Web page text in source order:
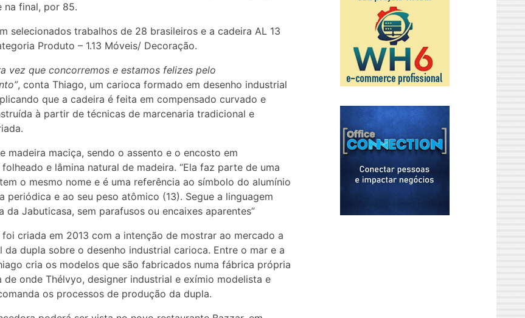
na final, por 85.
selecionados trabalhos de 28 brasileiros e a cadeira AL 13
Produto – 1.13 Móveis/ Decoração.
vez que concorremos e estamos felizes pelo
, conta Thiago, um carioca formado em desenho industrial
que a cadeira é feita em compensado curvado e
à partir de técnicas de marcenaria tradicional e
madeira maciça, sendo o assento e o encosto em
e lâmina natural de madeira. “Ela faz parte de uma
o mesmo nome e é uma referência ao símbolo do alumínio
periódica e ao seu peso atômico (13). Segue a linguagem
da Jabuticasa, sem parafusos ou encaixes aparentes”
criada em 2013 com a intenção de mostrar ao mercado a
da dupla sobre o desenho industrial carioca. Entre o mar e a
cria os modelos que são fabricados numa fábrica própria
de onde Thélvyo, designer industrial e exímio modelista e
os processos de produção da dupla.